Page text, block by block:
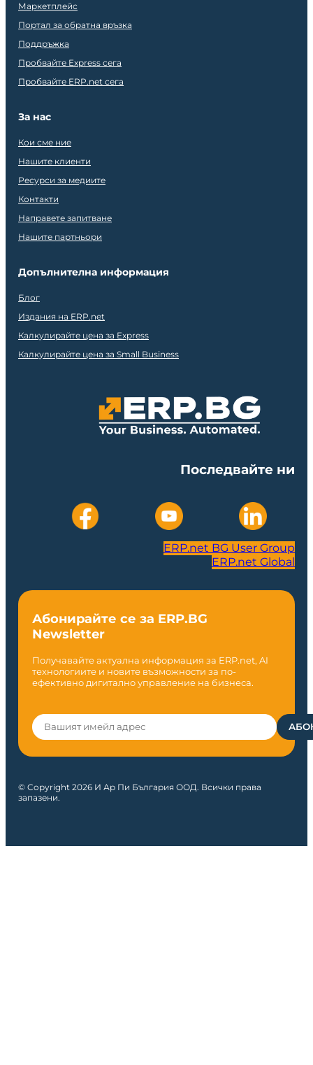
Маркетплейс
Портал за обратна връзка
Поддръжка
Пробвайте Express сега
Пробвайте ERP.net сега
За нас
Кои сме ние
Нашите клиенти
Ресурси за медиите
Контакти
Направете запитване
Нашите партньори
Допълнителна информация
Блог
Издания на ERP.net
Калкулирайте цена за Express
Калкулирайте цена за Small Business
Последвайте ни
ERP.net BG User Group
ERP.net Global
Абонирайте се за ERP.BG
Newsletter
Получавайте актуална информация за ERP.net, AI
технологиите и новите възможности за по-
ефективно дигитално управление на бизнеса.
© Copyright 2026 И Ар Пи България ООД. Всички права
запазени.